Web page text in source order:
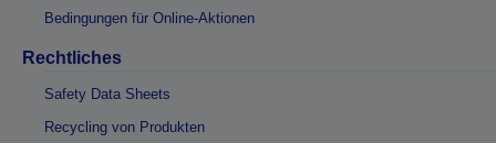
Bedingungen für Online-Aktionen
Rechtliches
Safety Data Sheets
Recycling von Produkten